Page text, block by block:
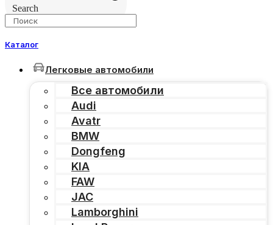
Search
Каталог
Легковые автомобили
Все автомобили
Audi
Avatr
BMW
Dongfeng
KIA
FAW
JAC
Lamborghini